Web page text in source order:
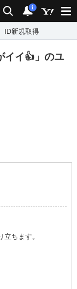
検索 通知
i
ID新規取得
イイ👍」のユ
ちます。